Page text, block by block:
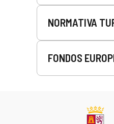
NORMATIVA
FONDOS